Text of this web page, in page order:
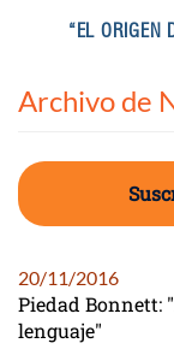
“EL ORIGEN
Archivo de
20/11/2016
Piedad Bonnett:
lenguaje"